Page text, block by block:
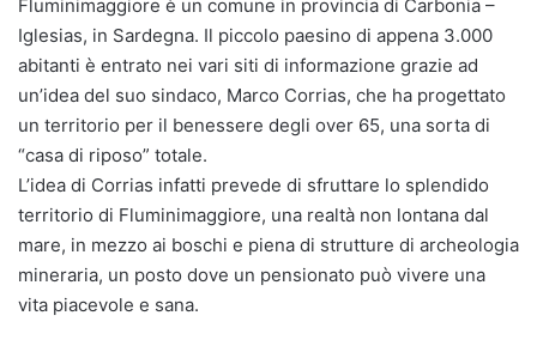
Fluminimaggiore è un comune in provincia di Carbonia –
Iglesias, in Sardegna. Il piccolo paesino di appena 3.000
abitanti è entrato nei vari siti di informazione grazie ad
un’idea del suo sindaco, Marco Corrias, che ha progettato
un territorio per il benessere degli over 65, una sorta di
“casa di riposo” totale.
L’idea di Corrias infatti prevede di sfruttare lo splendido
territorio di Fluminimaggiore, una realtà non lontana dal
mare, in mezzo ai boschi e piena di strutture di archeologia
mineraria, un posto dove un pensionato può vivere una
vita piacevole e sana.